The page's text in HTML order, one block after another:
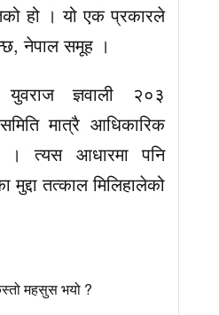
हो । यो एक प्रकारले
नेपाल समूह ।
ज्ञवाली २०३
मात्रै आधिकारिक
। त्यस आधारमा पनि
तत्काल मिलिहालेको
महसुस भयो ?